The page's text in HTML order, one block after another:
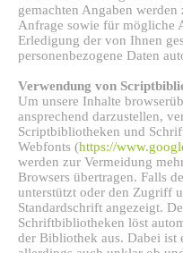
gemachten Angaben
Anfrage sowie für mögliche
Erledigung der von Ihnen
personenbezogene Daten
Verwendung von
Um unsere Inhalte
ansprechend darzustellen,
Scriptbibliotheken und
Webfonts (https://
werden zur Vermeidung
Browsers übertragen. Falls
unterstützt oder den Zugriff
Standardschrift angezeigt.
Schriftbibliotheken löst
der Bibliothek aus. Dabei ist